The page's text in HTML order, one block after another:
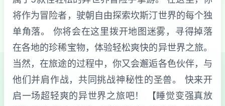
将作为冒险者，驶朝自由探索坎斯汀世界的每个独
单角落。 你将会在这里拨开地图迷雾，寻得掉落
在各地的珍稀宝物，体验轻松爽快的异世界之旅。
当然，在旅途的过程中，你又会邂逅各色伙伴，与
他们并肩作战，共同挑战神秘性的圣兽。 快来开
启一场超轻爽的异世界之旅吧！ 【睡觉变强真放